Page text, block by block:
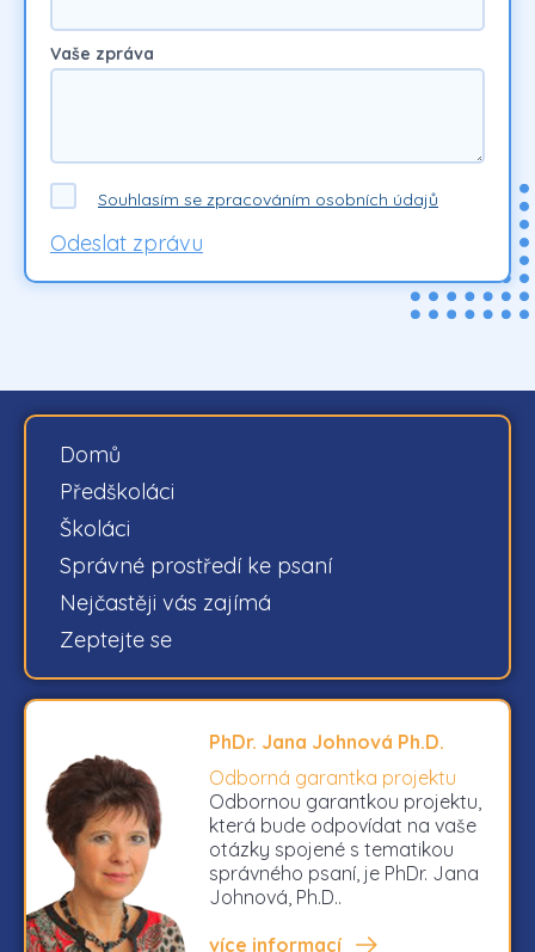
Vaše zpráva
Souhlasím se zpracováním osobních údajů
Odeslat zprávu
Domů
Předškoláci
Školáci
Správné prostředí ke psaní
Nejčastěji vás zajímá
Zeptejte se
PhDr. Jana Johnová Ph.D.
Odborná garantka projektu
Odbornou garantkou projektu,
která bude odpovídat na vaše
otázky spojené s tematikou
správného psaní, je PhDr. Jana
Johnová, Ph.D..
více informací